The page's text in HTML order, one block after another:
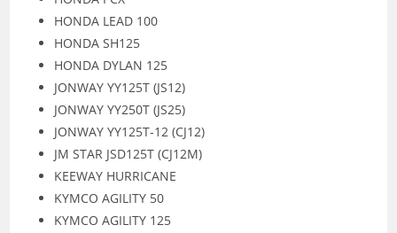
HONDA LEAD 100
HONDA SH125
HONDA DYLAN 125
JONWAY YY125T (JS12)
JONWAY YY250T (JS25)
JONWAY YY125T-12 (CJ12)
JM STAR JSD125T (CJ12M)
KEEWAY HURRICANE
KYMCO AGILITY 50
KYMCO AGILITY 125